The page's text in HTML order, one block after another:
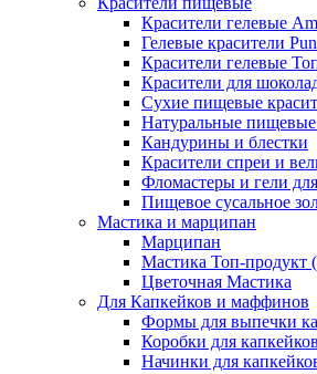
Красители гелевые
Гелевые красители
Красители гелевые
Красители для
Сухие пищевые
Натуральные пищевые
Кандурины и блестки
Красители спреи и
Фломастеры и гели
Пищевое сусальное
Мастика и марципан
Марципан
Мастика Топ-продукт
Цветочная Мастика
Для Капкейков и маффинов
Формы для выпечки
Коробки для капкейков
Начинки для